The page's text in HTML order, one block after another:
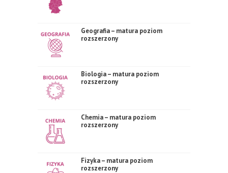
Geografia – matura poziom
rozszerzony
Biologia – matura poziom
rozszerzony
Chemia – matura poziom
rozszerzony
Fizyka – matura poziom
rozszerzony